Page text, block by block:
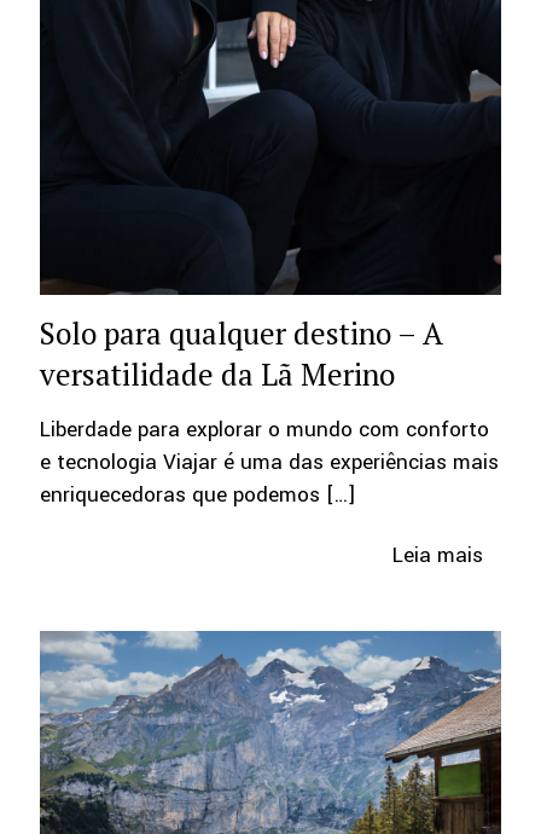
Solo para qualquer destino – A
versatilidade da Lã Merino
Liberdade para explorar o mundo com conforto
e tecnologia Viajar é uma das experiências mais
enriquecedoras que podemos […]
Leia mais